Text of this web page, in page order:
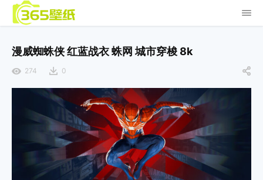
漫威蜘蛛侠 红蓝战衣 蛛网 城市穿梭 8k
274 0